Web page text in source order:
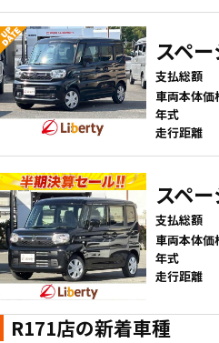
スペ
支払総額
車両本体価
年式
走行距離
スペ
支払総額
車両本体価
年式
走行距離
R171店の新着車種